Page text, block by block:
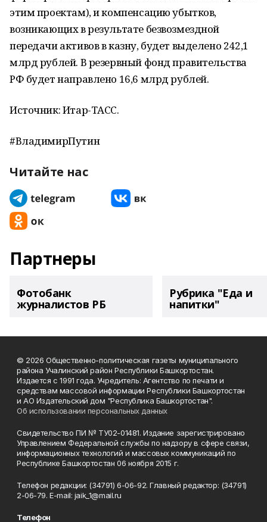
этим проектам), и компенсацию убытков,
возникающих в результате безвозмездной
передачи активов в казну, будет выделено 242,1
млрд рублей. В резервный фонд правительства
РФ будет направлено 16,6 млрд рублей.
Источник: Итар-ТАСС.
#ВладимирПутин
Читайте нас
Партнеры
Фотобанк
журналистов РБ
Рубрика "Еда и
напитки"
© 2026 Общественно-политическая газеты муниципального
района Учалинский район Республики Башкортостан.
Издается с 1991 года. Учредитель: Агентство по печати и
средствам массовой информации Республики Башкортостан
и АО Издательский дом "Республика Башкортостан".
Об использовании персональных данных
Свидетельство ПИ № ТУ02-01481. Издание зарегистрировано
Управлением Федеральной службы по надзору в сфере связи,
информационных технологий и массовых коммуникаций по
Республике Башкортостан 06 ноября 2015 г.
Телефон редакции: (34791) 6-06-92. Главный редактор: (34791)
2-06-79. Е-mаil: jaik_1@mail.ru
Телефон